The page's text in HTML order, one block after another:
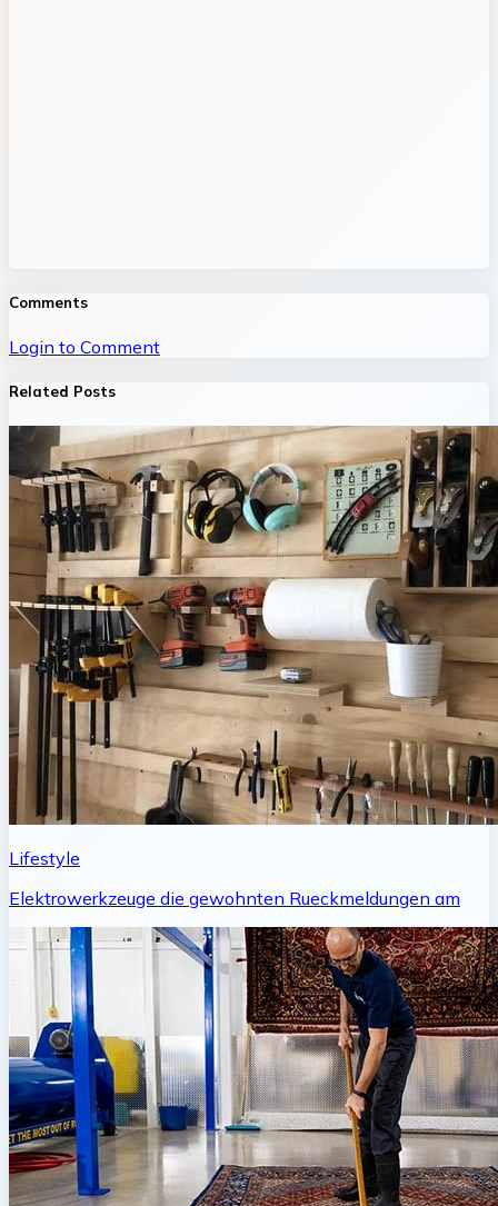
Comments
Login to Comment
Related Posts
Lifestyle
Elektrowerkzeuge die gewohnten Rueckmeldungen am